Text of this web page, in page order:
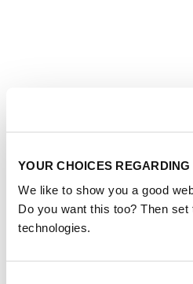
YOUR CHOICES
We like to show you a good
Do you want this too? Then
technologies.